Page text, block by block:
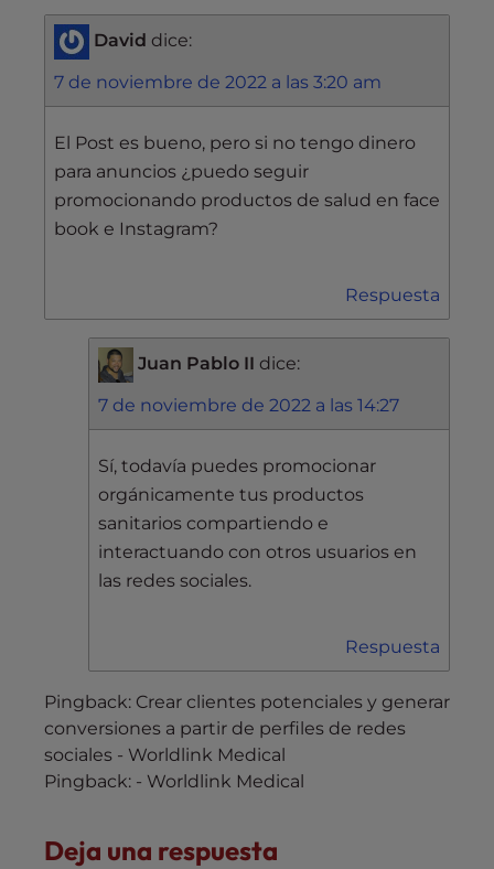
David dice:
7 de noviembre de 2022 a las 3:20 am
El Post es bueno, pero si no tengo dinero
para anuncios ¿puedo seguir
promocionando productos de salud en face
book e Instagram?
Respuesta
Juan Pablo II dice:
7 de noviembre de 2022 a las 14:27
Sí, todavía puedes promocionar
orgánicamente tus productos
sanitarios compartiendo e
interactuando con otros usuarios en
las redes sociales.
Respuesta
Pingback: Crear clientes potenciales y generar
conversiones a partir de perfiles de redes
sociales - Worldlink Medical
Pingback: - Worldlink Medical
Deja una respuesta